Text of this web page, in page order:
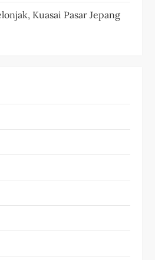
Kuasai Pasar Jepang